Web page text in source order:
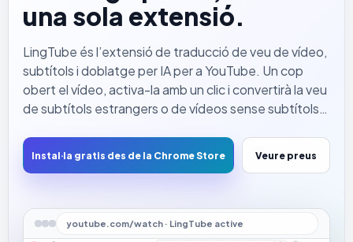
una sola extensió.
LingTube és l’extensió de traducció de veu de vídeo,
subtítols i doblatge per IA per a YouTube. Un cop
obert el vídeo, activa-la amb un clic i convertirà la veu
de subtítols estrangers o de vídeos sense subtítols
natural perquè no hagis d’estar pendent dels
subtítols per entendre ràpidament els vídeos de
Instal·la gratis des de la Chrome Store Veure preus
youtube.com/watch · LingTube active